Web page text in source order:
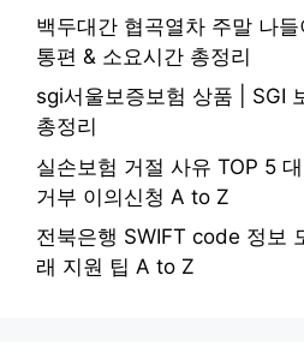
백두대간 협곡열차 주말 나
통편 & 소요시간 총정리
sgi서울보증보험 상품 | SGI
총정리
실손보험 거절 사유 TOP 5
거부 이의신청 A to Z
전북은행 SWIFT code 정보
래 지원 팁 A to Z